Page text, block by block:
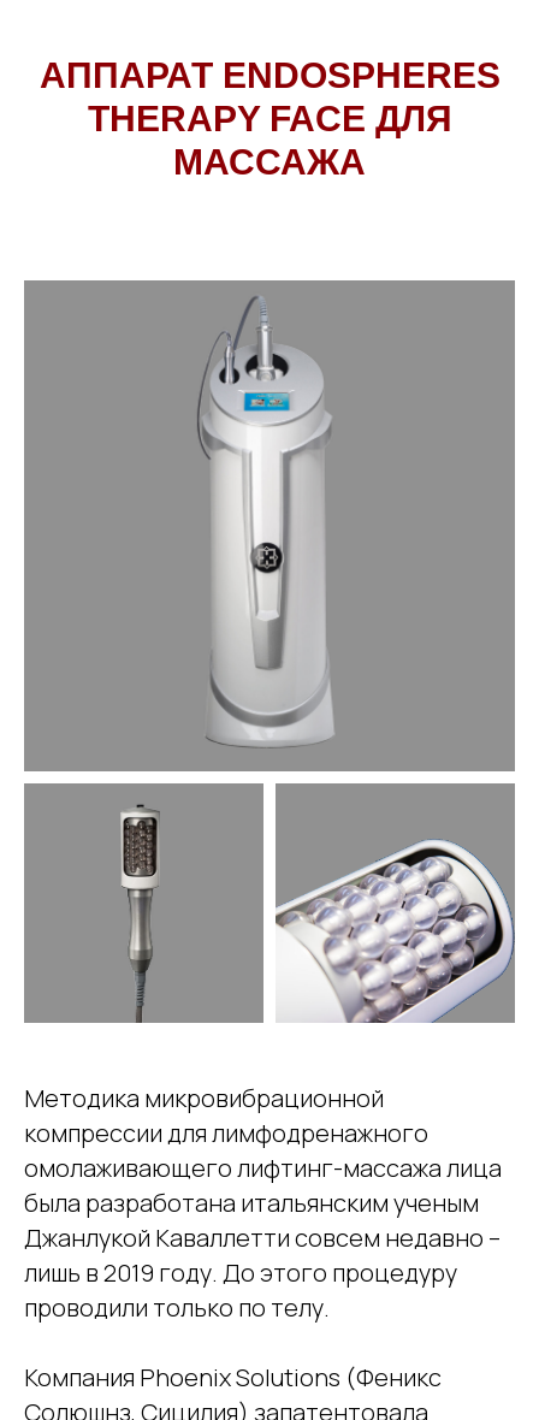
АППАРАТ ENDOSPHERES
THERAPY FACE ДЛЯ
МАССАЖА
Методика микровибрационной
компрессии для лимфодренажного
омолаживающего лифтинг-массажа лица
была разработана итальянским ученым
Джанлукой Каваллетти совсем недавно –
лишь в 2019 году. До этого процедуру
проводили только по телу.
Компания Phoenix Solutions (Феникс
Солюшнз, Сицилия) запатентовала